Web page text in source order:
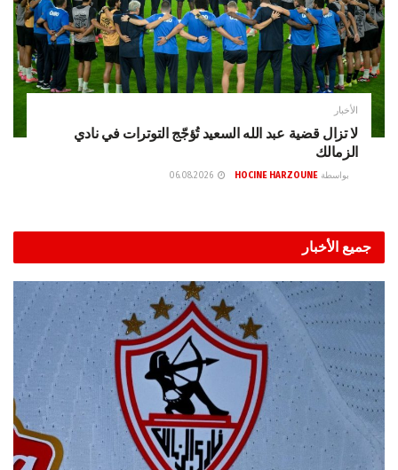
الأخبار
لا تزال قضية عبد الله السعيد تُؤجّج التوترات في نادي
الزمالك
بواسطة HOCINE HARZOUNE
جميع الأخبار